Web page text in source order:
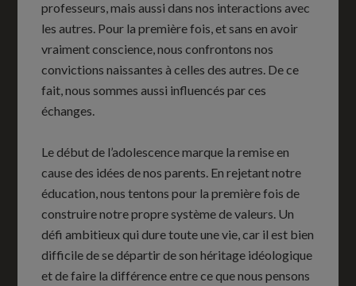
professeurs, mais aussi dans nos interactions avec
les autres. Pour la première fois, et sans en avoir
vraiment conscience, nous confrontons nos
convictions naissantes à celles des autres. De ce
fait, nous sommes aussi influencés par ces
échanges.
Le début de l’adolescence marque la remise en
cause des idées de nos parents. En rejetant notre
éducation, nous tentons pour la première fois de
construire notre propre système de valeurs. Un
défi ambitieux qui dure toute une vie, car il est bien
difficile de se départir de son héritage idéologique
et de faire la différence entre ce que nous pensons